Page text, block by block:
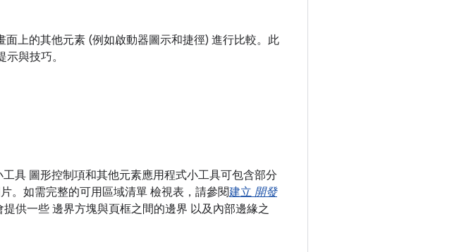
上的其他元素 (例如啟動器圖示和捷徑) 進行比較。此
與技巧。
具 圖形控制項和其他元素應用程式小工具可包含部分
。如需完整的可用區域清單 檢視表，請參閱建立 開發
供一些 邊界方塊與頁框之間的邊界 以及內部邊緣之